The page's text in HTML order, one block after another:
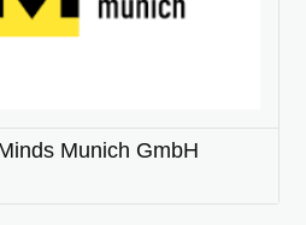
Munich GmbH